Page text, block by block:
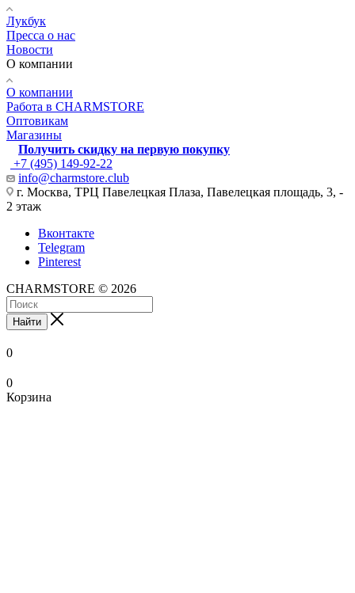
Лукбук
Пресса о нас
Новости
О компании
О компании
Работа в CHARMSTORE
Оптовикам
Магазины
Получить скидку на первую покупку
+7 (495) 149-92-22
info@charmstore.club
г. Москва, ТРЦ Павелецкая Плаза, Павелецкая площадь, 3, -
2 этаж
Вконтакте
Telegram
Pinterest
CHARMSTORE © 2026
Найти
0
0
Корзина